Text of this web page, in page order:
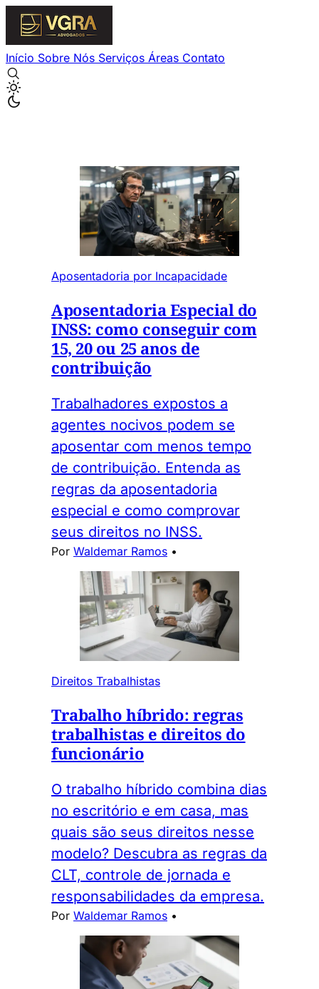
Início Sobre Nós Serviços Áreas Contato
Aposentadoria por Incapacidade
Aposentadoria Especial do
INSS: como conseguir com
15, 20 ou 25 anos de
contribuição
Trabalhadores expostos a
agentes nocivos podem se
aposentar com menos tempo
de contribuição. Entenda as
regras da aposentadoria
especial e como comprovar
seus direitos no INSS.
Por Waldemar Ramos •
Direitos Trabalhistas
Trabalho híbrido: regras
trabalhistas e direitos do
funcionário
O trabalho híbrido combina dias
no escritório e em casa, mas
quais são seus direitos nesse
modelo? Descubra as regras da
CLT, controle de jornada e
responsabilidades da empresa.
Por Waldemar Ramos •